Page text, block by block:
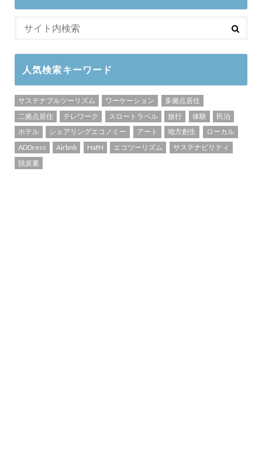
人気検索キーワード
サステナブルツーリズム ワーケーション
多拠点居住
二拠点居住
テレワーク スロートラベル 旅行 体験
民泊
ホテル
シェアリングエコノミー アート 地方創生
ローカル
ADDress
Airbnb HafH エコツーリズム
サステナビリティ
脱炭素